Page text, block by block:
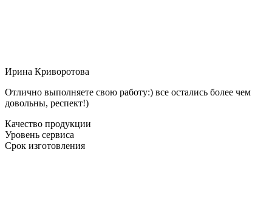
Ирина Криворотова
Отлично выполняете свою работу:) все остались более чем
довольны, респект!)
Качество продукции
Уровень сервиса
Срок изготовления